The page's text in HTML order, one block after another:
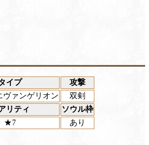
イプ
攻撃
ヴァンゲリオン
双剣
リティ
ソウル枠
★7 あり